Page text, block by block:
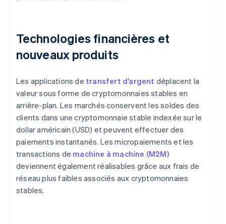
Technologies financières et
nouveaux produits
Les applications de transfert d’argent déplacent la
valeur sous forme de cryptomonnaies stables en
arrière-plan. Les marchés conservent les soldes des
clients dans une cryptomonnaie stable indexée sur le
dollar américain (USD) et peuvent effectuer des
paiements instantanés. Les micropaiements et les
transactions de machine à machine (M2M)
deviennent également réalisables grâce aux frais de
réseau plus faibles associés aux cryptomonnaies
stables.